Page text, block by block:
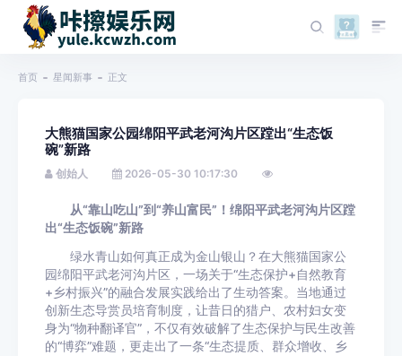
首页 星闻新事 正文
大熊猫国家公园绵阳平武老河沟片区蹚出“生态饭
碗”新路
创始人 2026-05-30 10:17:30
从“靠山吃山”到“养山富民”！绵阳平武老河沟片区蹚
出“生态饭碗”新路
绿水青山如何真正成为金山银山？在大熊猫国家公
园绵阳平武老河沟片区，一场关于“生态保护+自然教育
+乡村振兴”的融合发展实践给出了生动答案。当地通过
创新生态导赏员培育制度，让昔日的猎户、农村妇女变
身为“物种翻译官”，不仅有效破解了生态保护与民生改善
的“博弈”难题，更走出了一条“生态提质、群众增收、乡